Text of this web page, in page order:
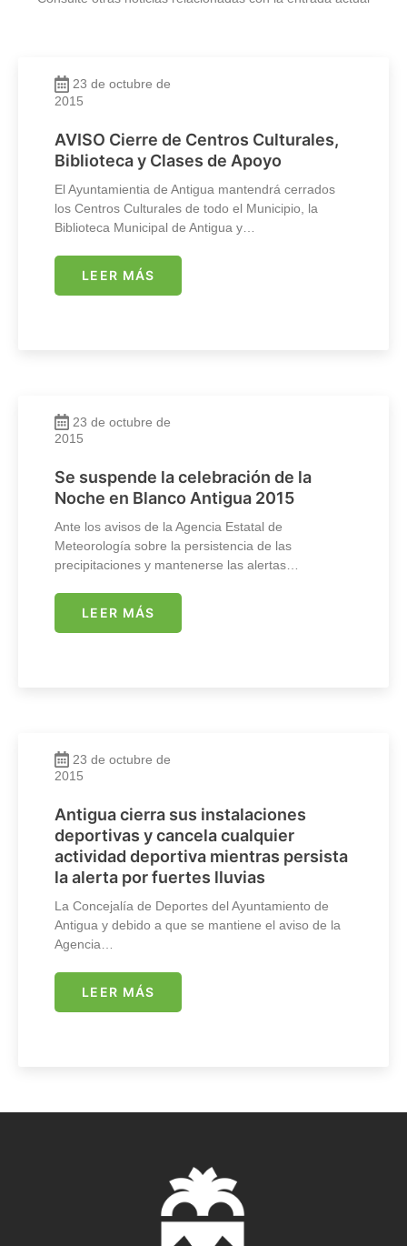
23 de octubre de
2015
AVISO Cierre de Centros Culturales,
Biblioteca y Clases de Apoyo
El Ayuntamientia de Antigua mantendrá cerrados
los Centros Culturales de todo el Municipio, la
Biblioteca Municipal de Antigua y…
LEER MÁS
23 de octubre de
2015
Se suspende la celebración de la
Noche en Blanco Antigua 2015
Ante los avisos de la Agencia Estatal de
Meteorología sobre la persistencia de las
precipitaciones y mantenerse las alertas…
LEER MÁS
23 de octubre de
2015
Antigua cierra sus instalaciones
deportivas y cancela cualquier
actividad deportiva mientras persista
la alerta por fuertes lluvias
La Concejalía de Deportes del Ayuntamiento de
Antigua y debido a que se mantiene el aviso de la
Agencia…
LEER MÁS